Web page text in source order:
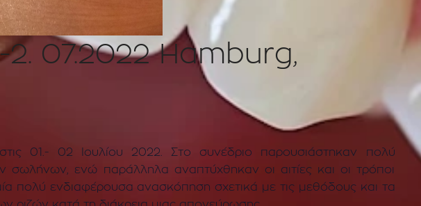
2. 07.2022 Hamburg,
01.- 02 Ιουλίου 2022. Στο συνέδριο παρουσιάστηκαν πολύ
σωλήνων, ενώ παράλληλα αναπτύχθηκαν οι αιτίες και οι τρόποι
πολύ ενδιαφέρουσα ανασκόπηση σχετικά με τις μεθόδους και τα